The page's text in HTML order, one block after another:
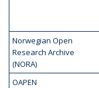
Norwegian Open
Research Archive
(NORA)
OAPEN